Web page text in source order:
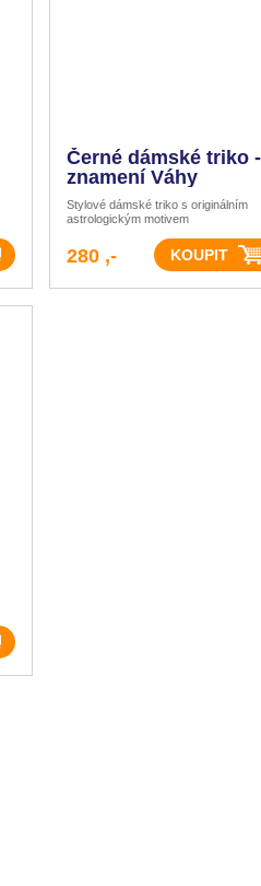
Černé dámské triko -
znamení Váhy
Stylové dámské triko s originálním
astrologickým motivem
280 ,-